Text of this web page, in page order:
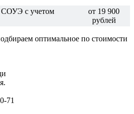
СОУЭ c учетом
от 19 900
рублей
оптимальное по стоимости
71